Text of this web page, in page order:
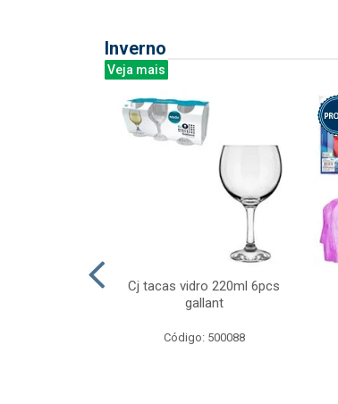
Inverno
Veja mais
Cj tacas vidro 220ml 6pcs
gallant
Código: 500088